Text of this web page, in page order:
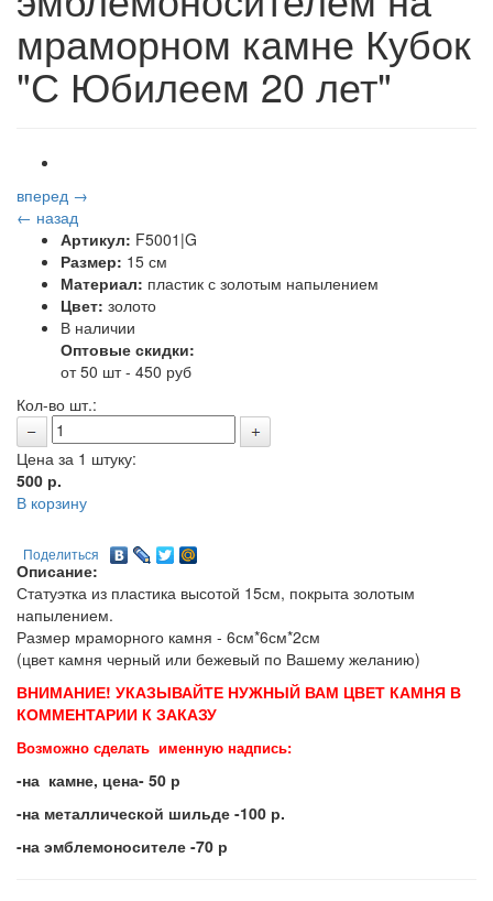
мраморном камне Кубок
"С Юбилеем 20 лет"
вперед →
← назад
Артикул: F5001|G
Размер: 15 см
Материал: пластик с золотым напылением
Цвет: золото
В наличии
Оптовые скидки:
от 50 шт - 450 руб
Кол-во шт.:
Цена за 1 штуку:
500 р.
В корзину
Поделиться
Описание:
Статуэтка из пластика высотой 15см, покрыта золотым
напылением.
Размер мраморного камня - 6см*6см*2см
(цвет камня черный или бежевый по Вашему желанию)
ВНИМАНИЕ! УКАЗЫВАЙТЕ НУЖНЫЙ ВАМ ЦВЕТ КАМНЯ В
КОММЕНТАРИИ К ЗАКАЗУ
Возможно сделать именную надпись:
-на камне, цена- 50 р
-на металлической шильде -100 р.
-на эмблемоносителе -70 р